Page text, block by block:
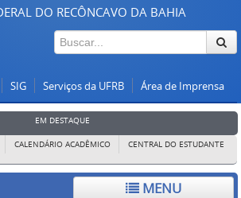
Canais
DO RECÔNCAVO DA BAHIA
SIG Serviços da UFRB Área de Imprensa
EM DESTAQUE
CALENDÁRIO ACADÊMICO CENTRAL DO ESTUDANTE
MENU